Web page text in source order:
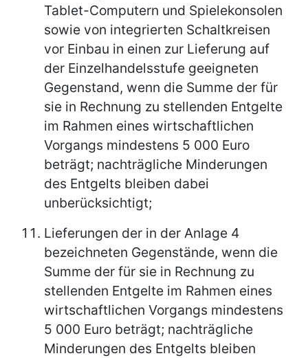
Tablet-Computern und Spielekonsolen
sowie von integrierten Schaltkreisen
vor Einbau in einen zur Lieferung auf
der Einzelhandelsstufe geeigneten
Gegenstand, wenn die Summe der für
sie in Rechnung zu stellenden Entgelte
im Rahmen eines wirtschaftlichen
Vorgangs mindestens 5 000 Euro
beträgt; nachträgliche Minderungen
des Entgelts bleiben dabei
unberücksichtigt;
Lieferungen der in der Anlage 4
bezeichneten Gegenstände, wenn die
Summe der für sie in Rechnung zu
stellenden Entgelte im Rahmen eines
wirtschaftlichen Vorgangs mindestens
5 000 Euro beträgt; nachträgliche
Minderungen des Entgelts bleiben